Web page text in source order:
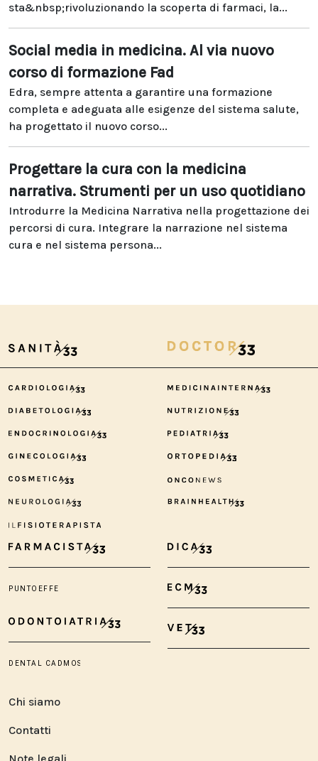
sta&nbsp;rivoluzionando la scoperta di farmaci, la...
Social media in medicina. Al via nuovo
corso di formazione Fad
Edra, sempre attenta a garantire una formazione
completa e adeguata alle esigenze del sistema salute,
ha progettato il nuovo corso...
Progettare la cura con la medicina
narrativa. Strumenti per un uso quotidiano
Introdurre la Medicina Narrativa nella progettazione dei
percorsi di cura. Integrare la narrazione nel sistema
cura e nel sistema persona...
Chi siamo
Contatti